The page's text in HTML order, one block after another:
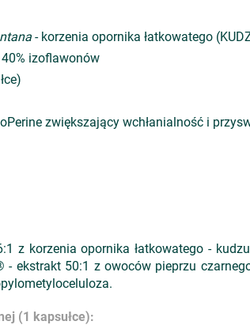
- korzenia opornika łatkowatego
izoflawonów
zwiększający wchłanialność i
z korzenia opornika łatkowatego -
ekstrakt 50:1 z owoców pieprzu
(1 kapsułce):